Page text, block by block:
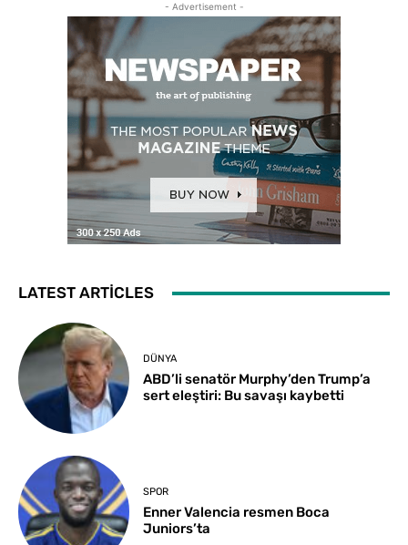
- Advertisement -
LATEST ARTICLES
DÜNYA
ABD’li senatör Murphy’den Trump’a
sert eleştiri: Bu savaşı kaybetti
SPOR
Enner Valencia resmen Boca
Juniors’ta